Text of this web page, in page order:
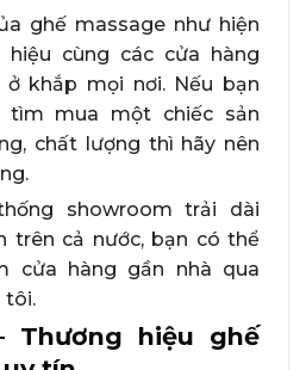
ghế massage như hiện
hiệu cùng các cửa hàng
khắp mọi nơi. Nếu bạn
tìm mua một chiếc sản
chất lượng thì hãy nên
showroom trải dài
trên cả nước, bạn có thể
cửa hàng gần nhà qua
tôi.
Thương hiệu ghế